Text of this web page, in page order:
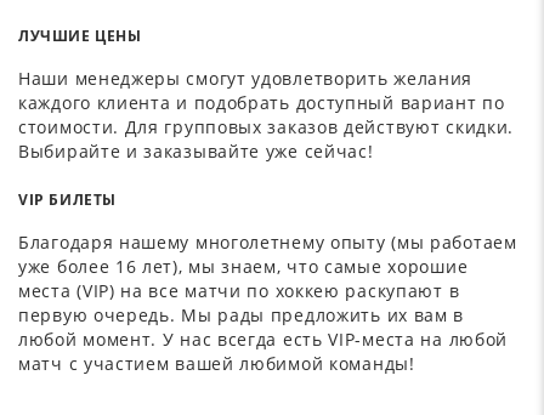
ЛУЧШИЕ ЦЕНЫ
Наши менеджеры смогут удовлетворить желания
каждого клиента и подобрать доступный вариант по
стоимости. Для групповых заказов действуют скидки.
Выбирайте и заказывайте уже сейчас!
VIP БИЛЕТЫ
Благодаря нашему многолетнему опыту (мы работаем
уже более 16 лет), мы знаем, что самые хорошие
места (VIP) на все матчи по хоккею раскупают в
первую очередь. Мы рады предложить их вам в
любой момент. У нас всегда есть VIP-места на любой
матч с участием вашей любимой команды!